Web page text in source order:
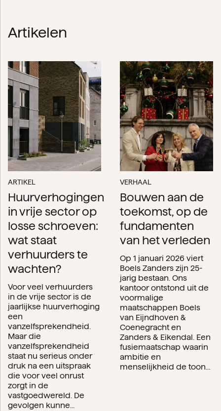
Artikelen
ARTIKEL
Huurverhogingen
in vrije sector op
losse schroeven:
wat staat
verhuurders te
wachten?
Voor veel verhuurders
in de vrije sector is de
jaarlijkse huurverhoging
een
vanzelfsprekendheid.
Maar die
vanzelfsprekendheid
staat nu serieus onder
druk na een uitspraak
die voor veel onrust
zorgt in de
vastgoedwereld. De
gevolgen kunne...
VERHAAL
Bouwen aan de
toekomst, op de
fundamenten
van het verleden
Op 1 januari 2026 viert
Boels Zanders zijn 25-
jarig bestaan. Ons
kantoor ontstond uit de
voormalige
maatschappen Boels
van Eijndhoven &
Coenegracht en
Zanders & Eikendal. Een
fusiemaatschap waarin
ambitie en
menselijkheid de toon...